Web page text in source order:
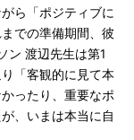
ら「ポジティブに
での準備期間、彼
ン 渡辺先生は第1
「客観的に見て本
ったり、重要なポ
、いまは本当に自